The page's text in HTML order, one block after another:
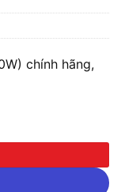
chính hãng,
số lượng